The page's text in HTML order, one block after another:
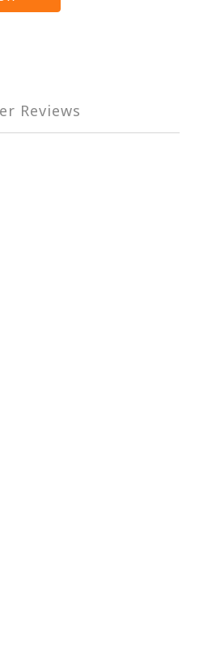
Reviews